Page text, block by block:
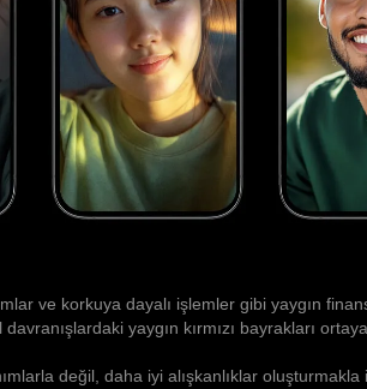
ve korkuya dayalı işlemler gibi yaygın
yaygın kırmızı bayrakları
değil, daha iyi alışkanlıklar